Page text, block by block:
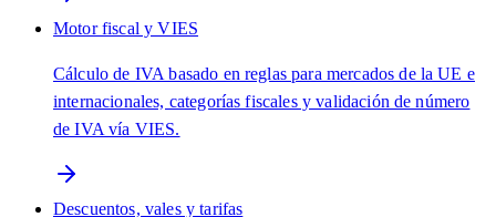
Motor fiscal y VIES
Cálculo de IVA basado en reglas para mercados de la UE e
internacionales, categorías fiscales y validación de número
de IVA vía VIES.
Descuentos, vales y tarifas